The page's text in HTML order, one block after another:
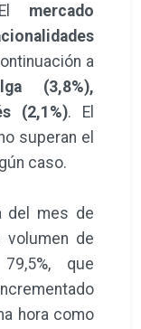
mercado
a
(3,8%),
(2,1%). El
superan el
caso.
del mes de
de
que
hora como